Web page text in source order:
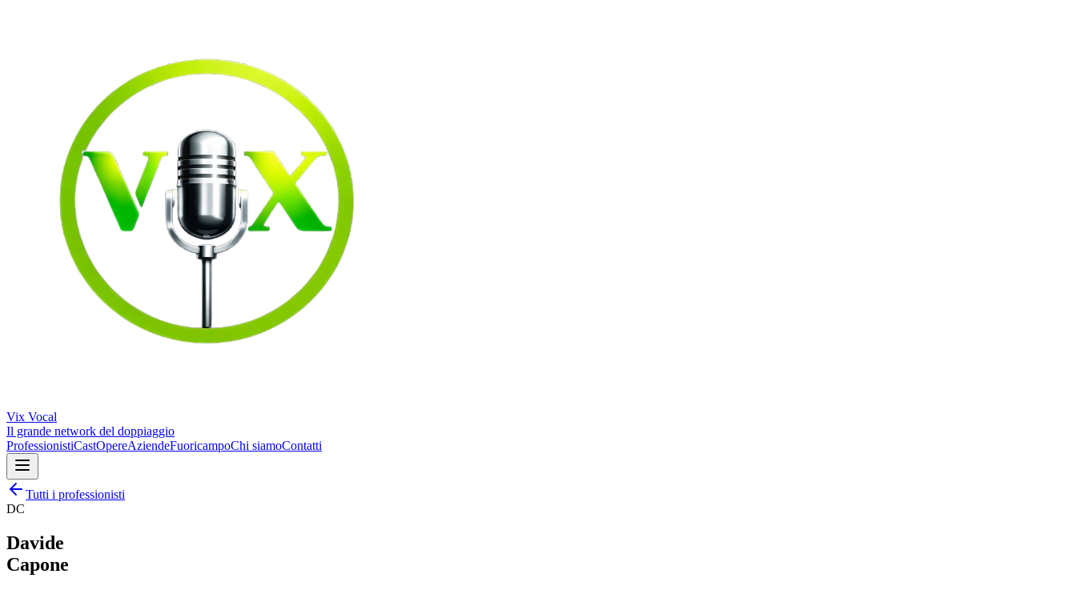
Vix Vocal
Il grande network del doppiaggio
ProfessionistiCastOpereAziendeFuoricampoChi siamoContatti
Tutti i professionisti
DC
Davide
Capone